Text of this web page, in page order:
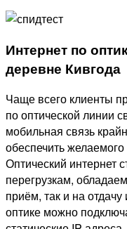
Интернет по
деревне Кивгода
Чаще всего клиенты
по оптической линии
мобильная связь
обеспечить
Оптический интернет
перегрузкам,
приём, так и на
оптике можно